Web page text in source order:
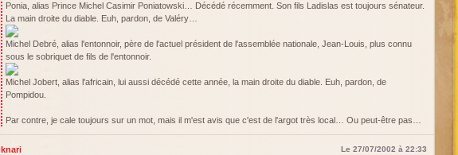
Ponia, alias Prince Michel Casimir Poniatowski… Décédé récemment. Son fils Ladislas est toujours sénateur.
La main droite du diable. Euh, pardon, de Valéry…
Michel Debré, alias l'entonnoir, père de l'actuel président de l'assemblée nationale, Jean-Louis, plus connu
sous le sobriquet de fils de l'entonnoir.
Michel Jobert, alias l'africain, lui aussi décédé cette année, la main droite du diable. Euh, pardon, de
Pompidou.
Par contre, je cale toujours sur un mot, mais il m'est avis que c'est de l'argot très local… Ou peut-être pas…
knari Le 27/07/2002 à 22:33